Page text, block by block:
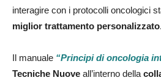
interagire con i protocolli oncologici
miglior trattamento personalizzato.
Il manuale “Principi di oncologia
Tecniche Nuove all’interno della